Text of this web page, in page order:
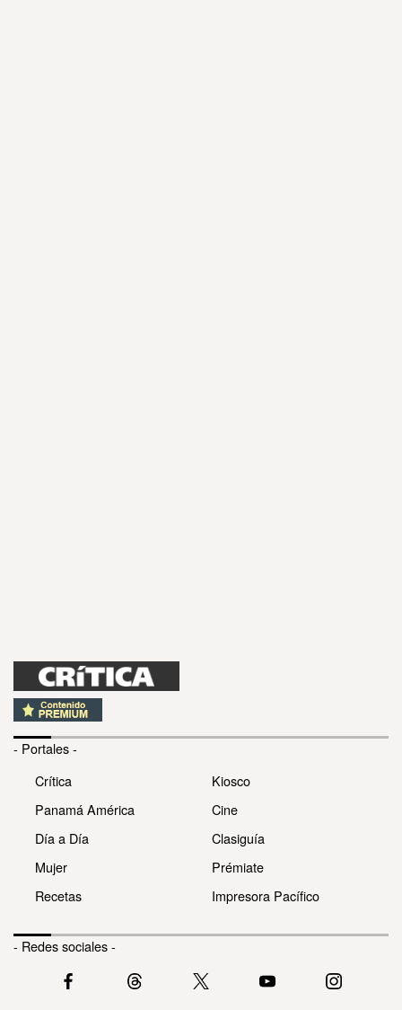
- Portales -
Crítica
Panamá América
Día a Día
Mujer
Recetas
Kiosco
Cine
Clasiguía
Prémiate
Impresora Pacífico
- Redes sociales -